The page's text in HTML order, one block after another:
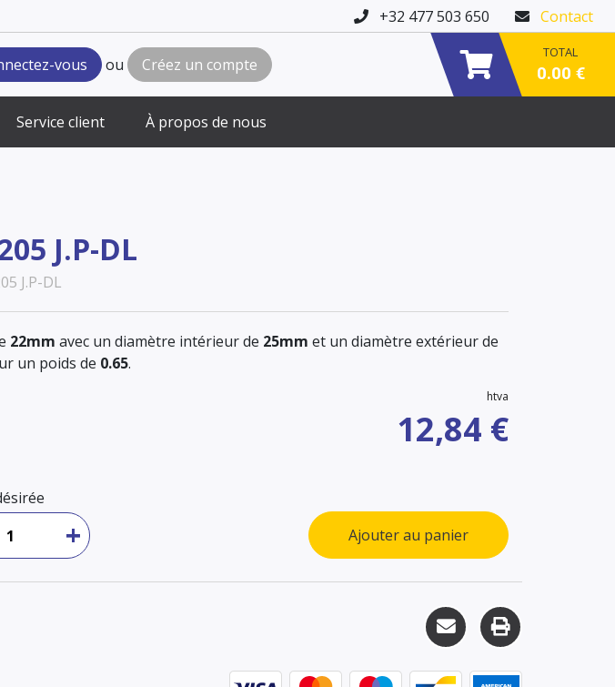
+32 477 503 650 Contact
vous ou Créez un compte
TOTAL
0.00 €
Service client À propos de nous
J.P-DL
J.P-DL
22mm avec un diamètre intérieur de 25mm et un diamètre extérieur de
un poids de 0.65.
htva
12,84 €
+ Ajouter au panier